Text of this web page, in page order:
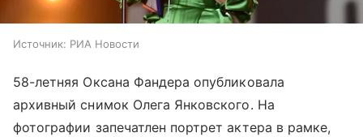
Источник: РИА Новости
58-летняя Оксана Фандера опубликовала
архивный снимок Олега Янковского. На
фотографии запечатлен портрет актера в рамке,